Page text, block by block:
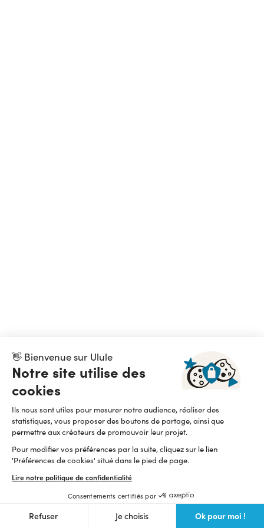
👋 Bienvenue sur Ulule
Notre site utilise des
cookies
Ils nous sont utiles pour mesurer notre audience, réaliser des
statistiques, vous proposer des boutons de partage, ainsi que
permettre aux créateurs de promouvoir leur projet.
Pour modifier vos préférences par la suite, cliquez sur le lien
'Préférences de cookies' situé dans le pied de page.
Lire notre politique de confidentialité
Consentements certifiés par
Refuser Je choisis Ok pour moi !